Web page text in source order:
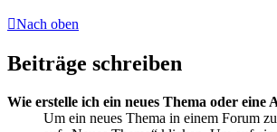
Nach oben
Beiträge schreiben
Wie erstelle ich ein neues Thema oder eine
Um ein neues Thema in einem Forum